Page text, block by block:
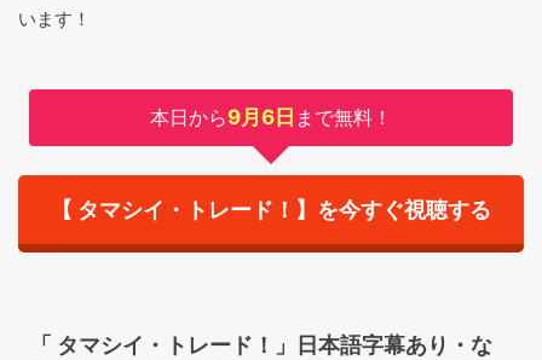
います！
本日から9月6日 まで無料！
【 タマシイ・トレード！】を今すぐ視聴する
「 タマシイ・トレード！」日本語字幕あり・な